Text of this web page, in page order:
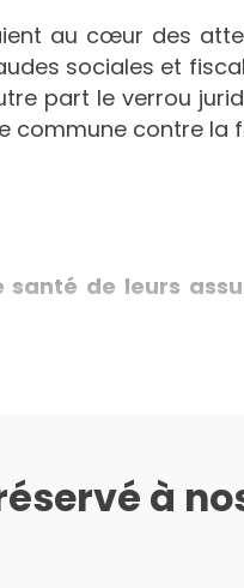
au cœur des
sociales et
part le verrou
commune contre la
de leurs
à